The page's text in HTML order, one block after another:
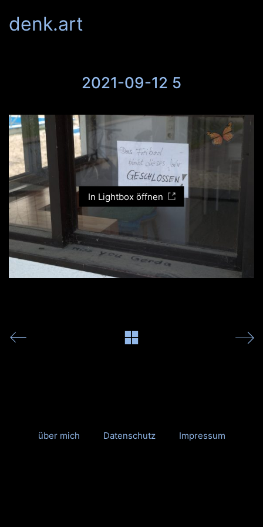
denk.art
2021-09-12 5
In Lightbox öffnen
über mich Datenschutz Impressum